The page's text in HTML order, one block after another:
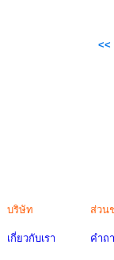
<<
บริษัท
เกี่ยวกับเรา
ส่วน
คำถ